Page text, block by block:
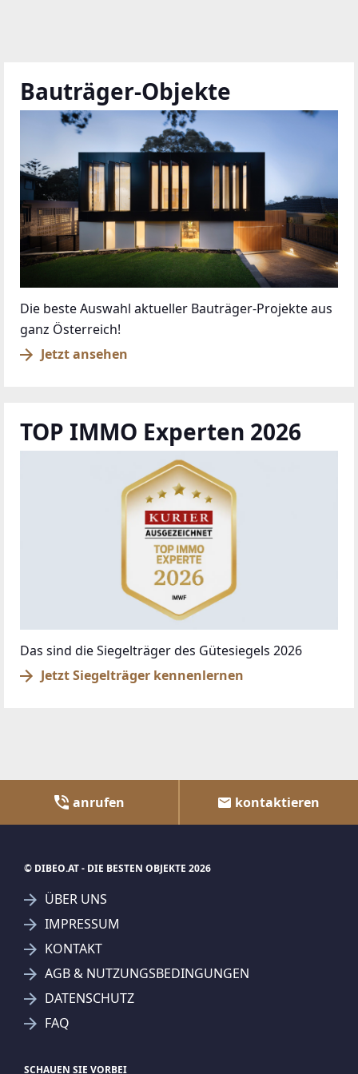
Bauträger-Objekte
Die beste Auswahl aktueller Bauträger-Projekte aus
ganz Österreich!
Jetzt ansehen
TOP IMMO Experten 2026
Das sind die Siegelträger des Gütesiegels 2026
Jetzt Siegelträger kennenlernen
anrufen kontaktieren
© DIBEO.AT - DIE BESTEN OBJEKTE 2026
ÜBER UNS
IMPRESSUM
KONTAKT
AGB & NUTZUNGSBEDINGUNGEN
DATENSCHUTZ
FAQ
SCHAUEN SIE VORBEI